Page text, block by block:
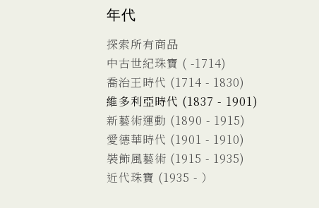
年代
探索所有商品
中古世紀珠寶 ( -1714)
喬治王時代 (1714 - 1830)
維多利亞時代 (1837 - 1901)
新藝術運動 (1890 - 1915)
愛德華時代 (1901 - 1910)
裝飾風藝術 (1915 - 1935)
近代珠寶 (1935 - ）